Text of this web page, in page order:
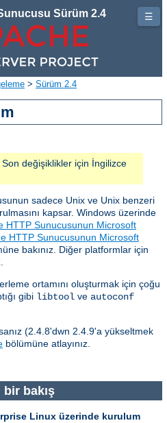
Sürüm 2.4
> Sürüm 2.4
değişiklikler için İngilizce
sadece Unix ve Unix benzeri
kapsar. Windows üzerinde
HTTP Sunucusunun Microsoft
HTTP Sunucusunun Microsoft
bakınız. Diğer platformlar için
ortamını oluşturmak için çoğu
gibi libtool ve autoconf
(2.4.8'dwn 2.4.9'a yükseltmek
bölümüne atlayınız.
bir bakış
Linux üzerinde kurulum
☰